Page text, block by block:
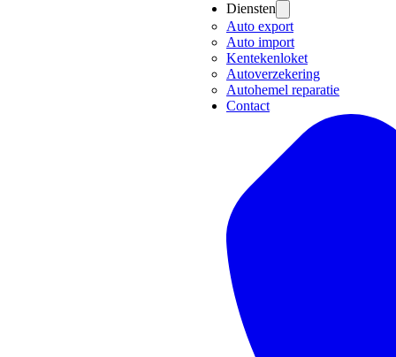
Diensten
Auto export
Auto import
Kentekenloket
Autoverzekering
Autohemel reparatie
Contact